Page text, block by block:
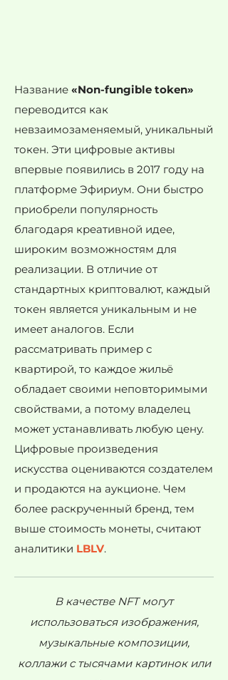
Название «Non-fungible token»
переводится как
невзаимозаменяемый, уникальный
токен. Эти цифровые активы
впервые появились в 2017 году на
платформе Эфириум. Они быстро
приобрели популярность
благодаря креативной идее,
широким возможностям для
реализации. В отличие от
стандартных криптовалют, каждый
токен является уникальным и не
имеет аналогов. Если
рассматривать пример с
квартирой, то каждое жильё
обладает своими неповторимыми
свойствами, а потому владелец
может устанавливать любую цену.
Цифровые произведения
искусства оцениваются создателем
и продаются на аукционе. Чем
более раскрученный бренд, тем
выше стоимость монеты, считают
аналитики LBLV.
В качестве NFT могут
использоваться изображения,
музыкальные композиции,
коллажи с тысячами картинок или